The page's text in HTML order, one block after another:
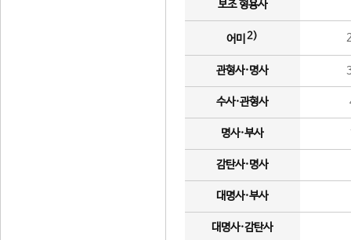
보조 형용사
어미 2)
관형사·명사
수사·관형사
명사·부사
감탄사·명사
대명사·부사
대명사·감탄사